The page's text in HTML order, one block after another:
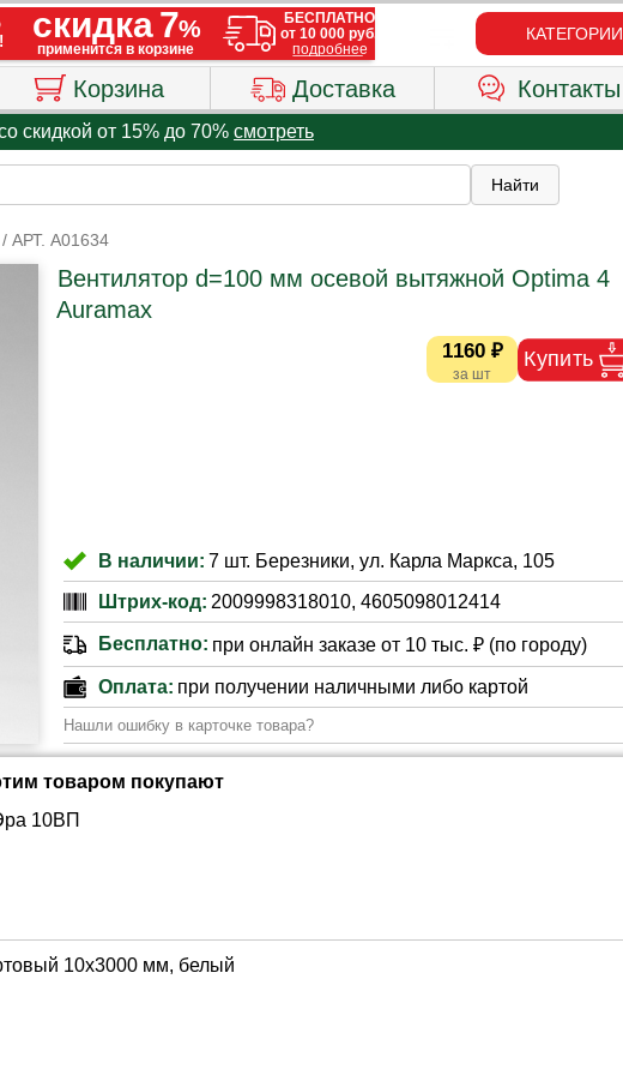
КАТЕГОРИИ
Корзина Доставка Контакты
скидкой от 15% до 70% смотреть
АРТ. A01634
Вентилятор d=100 мм осевой вытяжной Optima 4
Auramax
1160 ₽
В наличии: 7 шт. Березники, ул. Карла Маркса, 105
Штрих-код: 2009998318010, 4605098012414
Бесплатно: при онлайн заказе от 10 тыс. ₽ (по городу)
Оплата: при получении наличными либо картой
Нашли ошибку в карточке товара?
товаром покупают
10ВП
10х3000 мм, белый